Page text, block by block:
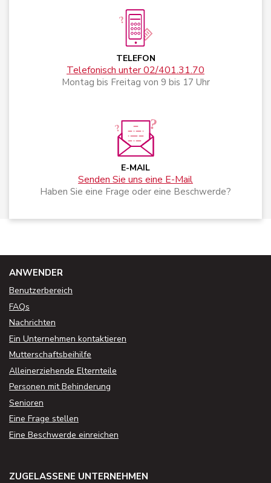
TELEFON
Telefonisch unter 02/401.31.70
Montag bis Freitag von 9 bis 17 Uhr
E-MAIL
Senden Sie uns eine E-Mail
Haben Sie eine Frage oder eine Beschwerde?
ANWENDER
Benutzerbereich
FAQs
Nachrichten
Ein Unternehmen kontaktieren
Mutterschaftsbeihilfe
Alleinerziehende Elternteile
Personen mit Behinderung
Senioren
Eine Frage stellen
Eine Beschwerde einreichen
ZUGELASSENE UNTERNEHMEN